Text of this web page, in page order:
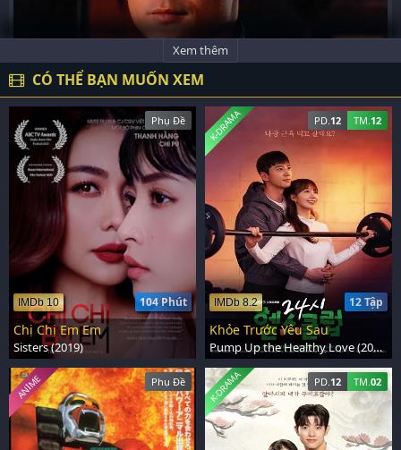
Xem thêm
CÓ THỂ BẠN MUỐN XEM
Phụ Đề
104 Phút
IMDb 10
Chị Chị Em Em
Sisters (2019)
PD. 12 TM. 12
12 Tập
IMDb 8.2
K-DRAMA
Khỏe Trước Yêu Sau
Pump Up the Healthy Love (2025)
Phụ Đề
ANIME PD. 12 TM. 02
K-DRAMA